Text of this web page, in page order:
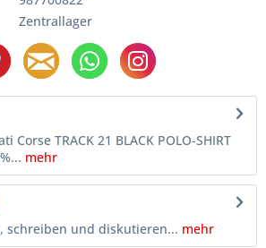
Zentrallager
Corse TRACK 21 BLACK POLO-SHIRT
mehr
schreiben und diskutieren... mehr